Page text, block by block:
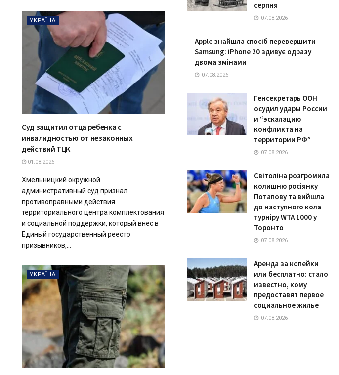
УКРАЇНА
Суд защитил отца ребенка с
инвалидностью от незаконных
действий ТЦК
01.08.2026
Хмельницкий окружной
административный суд признал
противоправными действия
территориального центра комплектования
и социальной поддержки, который внес в
Единый государственный реестр
призывников,...
УКРАЇНА
серпня
07.08.2026
Apple знайшла спосіб перевершити
Samsung: iPhone 20 здивує одразу
двома змінами
07.08.2026
Генсекретарь ООН
осудил удары России
и “эскалацию
конфликта на
территории РФ”
07.08.2026
Світоліна розгромила
колишню росіянку
Потапову та вийшла
до наступного кола
турніру WTA 1000 у
Торонто
07.08.2026
Аренда за копейки
или бесплатно: стало
известно, кому
предоставят первое
социальное жилье
07.08.2026